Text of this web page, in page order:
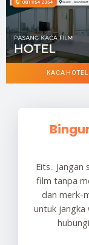
KACA HOTEL
Eits..
film tanpa
dan merk-
untuk jangka